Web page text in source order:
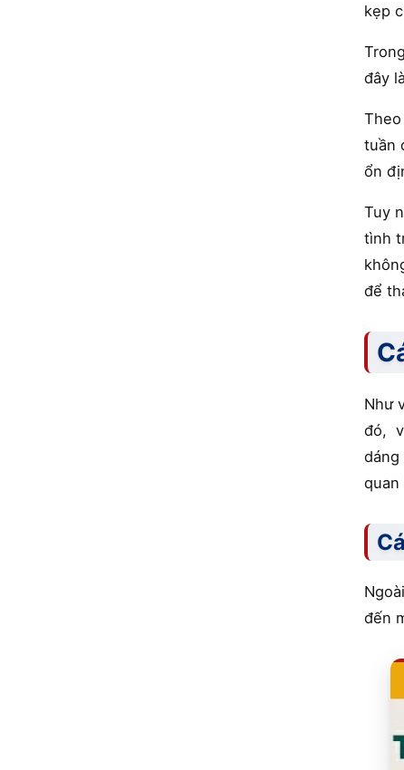
kẹp
đây
tuần
ổn
Tuy
tình
để
Như
đó,
dáng
quan
đến